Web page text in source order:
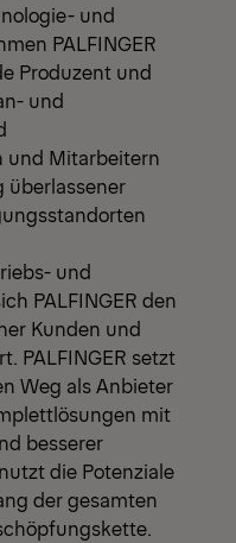
und
PALFINGER
Produzent und
und
und Mitarbeitern
überlassener
und
PALFINGER den
Kunden und
PALFINGER setzt
Weg als Anbieter
mit
besserer
die Potenziale
der gesamten